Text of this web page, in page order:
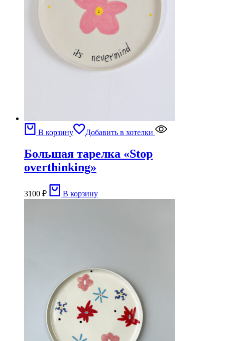
В корзину Добавить в хотелки
Большая тарелка «Stop
overthinking»
3100 ₽ В корзину